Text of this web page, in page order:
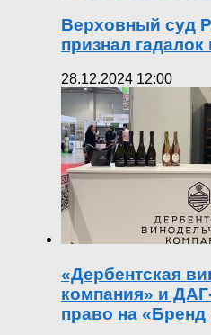
Верховный суд
признал
28.12.2024 12:00
«Дербентская
компания» и
право на «Бренд